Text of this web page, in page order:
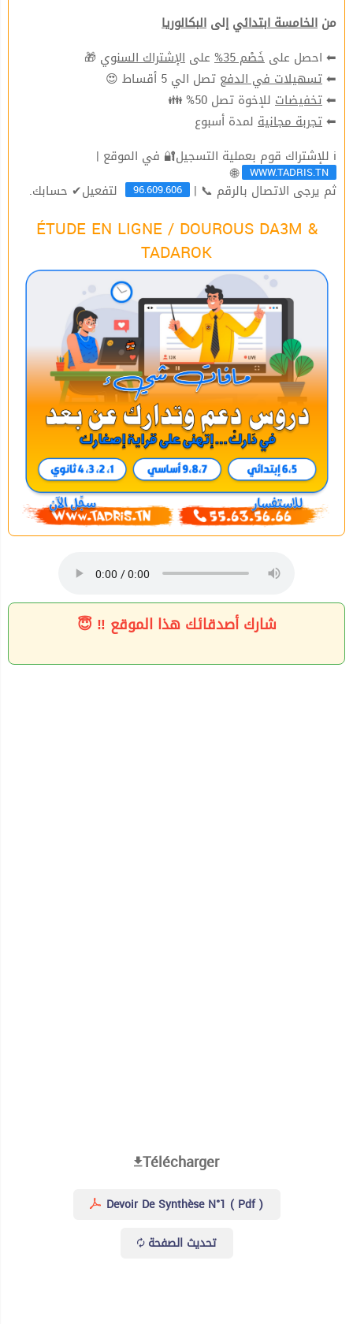
من الخامسة ابتدائي إلى البكالوريا
⬅ احصل على خَصْم 35% على الإشتراك السنوي 🎁
⬅تسهيلات في الدفع تصل الي 5 أقساط 😍
⬅تخفيضات للإخوة تصل 50% 👪
⬅تجربة مجانية لمدة أسبوع
ℹ للإشتراك قوم بعملية التسجيل🔐 في الموقع |
WWW.TADRIS.TN
🌐
ثم يرجى الاتصال بالرقم 📞 | 96.609.606 لتفعيل✔ حسابك.
ÉTUDE EN LIGNE / DOUROUS DA3M &
TADAROK
شارك أصدقائك هذا الموقع ‼ 😇
Télécharger
Devoir De Synthèse N°1 ( Pdf )
تحديث الصفحة